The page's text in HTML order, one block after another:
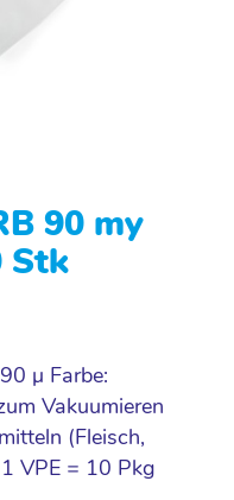
90 my
Stk
µ Farbe:
Vakuumieren
(Fleisch,
VPE = 10 Pkg